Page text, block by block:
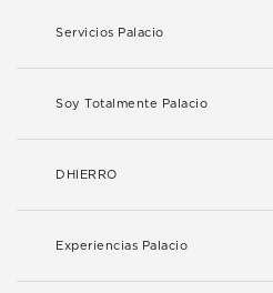
Servicios Palacio
Soy Totalmente Palacio
DHIERRO
Experiencias Palacio